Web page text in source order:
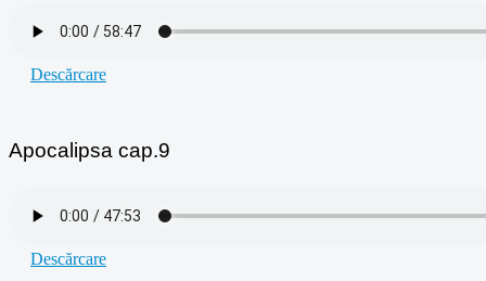
Descărcare
Apocalipsa cap.9
Descărcare